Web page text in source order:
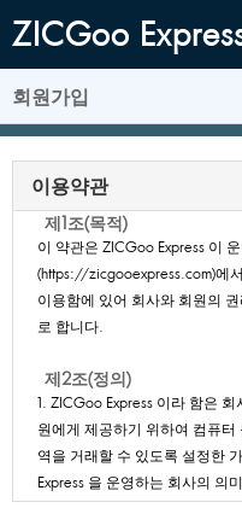
회원가입
이용약관
제1조(목적)
이약관은ZICGooExpress이
(https://zicgooexpress.com)에
이용함에있어회사와회원의
로합니다.
제2조(정의)
1.ZICGooExpress이라함은
원에게제공하기위하여컴퓨
역을거래할수있도록설정한
Express을운영하는회사의의